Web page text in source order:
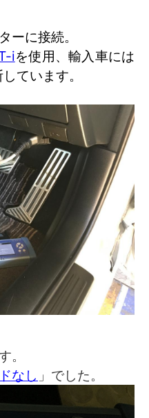
ーに接続。
iを使用、輸入車には
ています。
。
なし 」でした。